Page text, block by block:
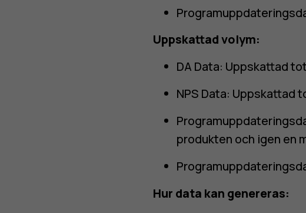
Uppskattad volym:
DA Data: Uppskattad
NPS Data: Uppskattad
produkten och igen en
Hur data kan genereras: